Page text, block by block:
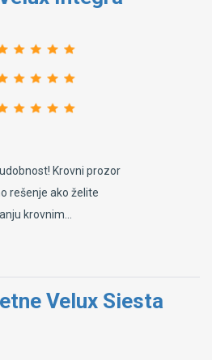
Krovni prozor
rešenje ako želite
krovnim...
Velux Siesta